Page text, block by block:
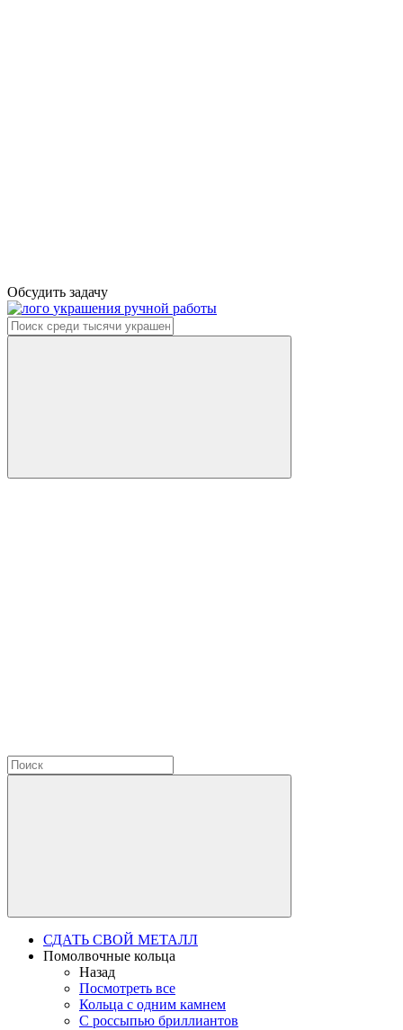
Обсудить задачу
украшения ручной работы
СДАТЬ СВОЙ МЕТАЛЛ
Помолвочные кольца
Назад
Посмотреть все
Кольца с одним камнем
С россыпью бриллиантов